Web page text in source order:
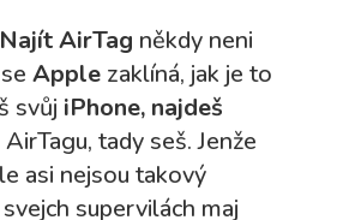
Najít AirTag někdy neni
Applezaklíná, jak je to
svůj iPhone, najdeš
AirTagu, tady seš. Jenže
asi nejsou takový
supervilách maj